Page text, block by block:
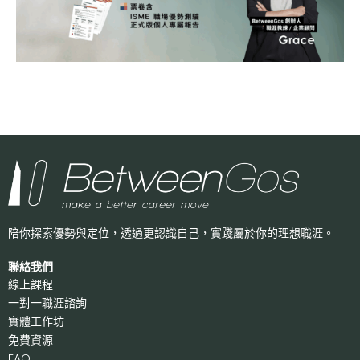
陪你探索優勢與定位，透過更認識自己， 實踐屬於你的理想職涯。
聯絡我們
線上課程
一對一職涯諮詢
實體工作坊
免費資源